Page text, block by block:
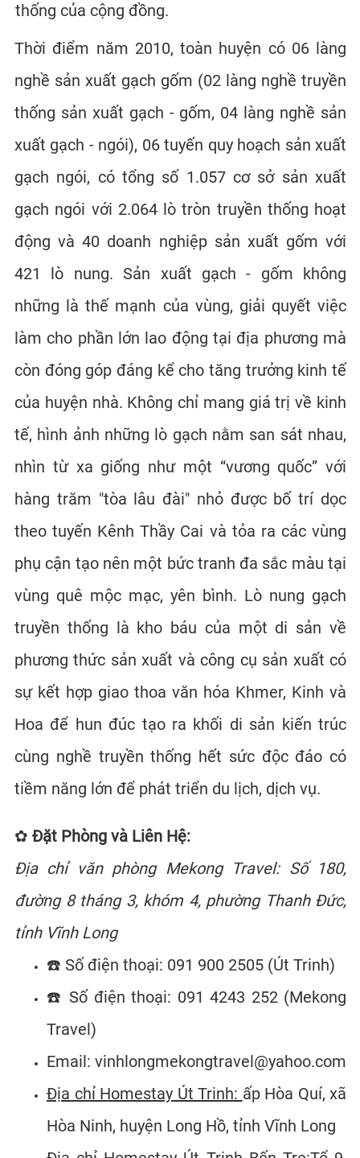
thống của cộng đồng.
Thời điểm năm 2010, toàn huyện có 06 làng
nghề sản xuất gạch gốm (02 làng nghề truyền
thống sản xuất gạch - gốm, 04 làng nghề sản
xuất gạch - ngói), 06 tuyến quy hoạch sản xuất
gạch ngói, có tổng số 1.057 cơ sở sản xuất
gạch ngói với 2.064 lò tròn truyền thống hoạt
động và 40 doanh nghiệp sản xuất gốm với
421 lò nung. Sản xuất gạch - gốm không
những là thế mạnh của vùng, giải quyết việc
làm cho phần lớn lao động tại địa phương mà
còn đóng góp đáng kể cho tăng trưởng kinh tế
của huyện nhà. Không chỉ mang giá trị về kinh
tế, hình ảnh những lò gạch nằm san sát nhau,
nhìn từ xa giống như một “vương quốc” với
hàng trăm "tòa lâu đài" nhỏ được bố trí dọc
theo tuyến Kênh Thầy Cai và tỏa ra các vùng
phụ cận tạo nên một bức tranh đa sắc màu tại
vùng quê mộc mạc, yên bình. Lò nung gạch
truyền thống là kho báu của một di sản về
phương thức sản xuất và công cụ sản xuất có
sự kết hợp giao thoa văn hóa Khmer, Kinh và
Hoa để hun đúc tạo ra khối di sản kiến trúc
cùng nghề truyền thống hết sức độc đáo có
tiềm năng lớn để phát triển du lịch, dịch vụ.
✿ Đặt Phòng và Liên Hệ:
Địa chỉ văn phòng Mekong Travel: Số 180,
đường 8 tháng 3, khóm 4, phường Thanh Đức,
tỉnh Vĩnh Long
☎️ Số điện thoại: 091 900 2505 (Út Trinh)
☎️ Số điện thoại: 091 4243 252 (Mekong
Travel)
Email: vinhlongmekongtravel@yahoo.com
Địa chỉ Homestay Út Trinh: ấp Hòa Quí, xã
Hòa Ninh, huyện Long Hồ, tỉnh Vĩnh Long